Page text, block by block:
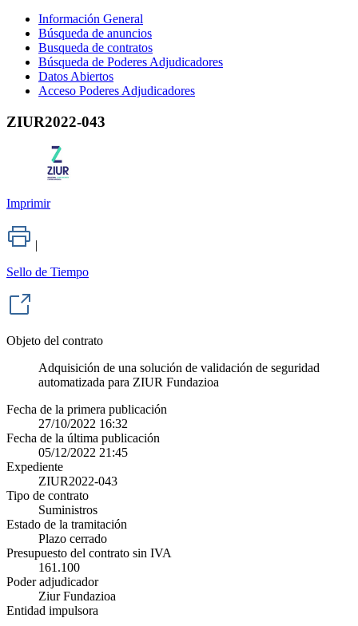
Información General
Búsqueda de anuncios
Busqueda de contratos
Búsqueda de Poderes Adjudicadores
Datos Abiertos
Acceso Poderes Adjudicadores
ZIUR2022-043
Imprimir
|
Sello de Tiempo
Objeto del contrato
Adquisición de una solución de validación de seguridad
automatizada para ZIUR Fundazioa
Fecha de la primera publicación
27/10/2022 16:32
Fecha de la última publicación
05/12/2022 21:45
Expediente
ZIUR2022-043
Tipo de contrato
Suministros
Estado de la tramitación
Plazo cerrado
Presupuesto del contrato sin IVA
161.100
Poder adjudicador
Ziur Fundazioa
Entidad impulsora